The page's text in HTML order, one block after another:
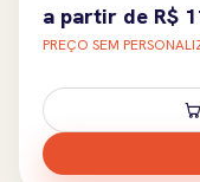
a partir de R$
PREÇO SEM